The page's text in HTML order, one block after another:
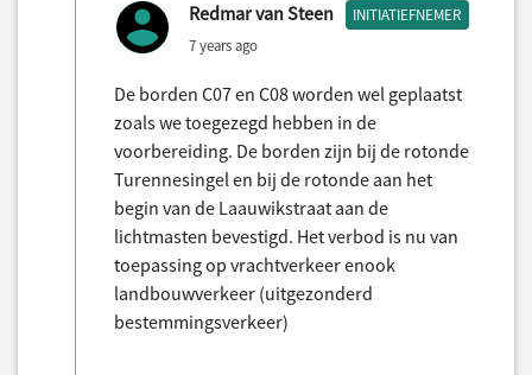
Redmar van Steen INITIATIEFNEMER
7 years ago
De borden C07 en C08 worden wel geplaatst
zoals we toegezegd hebben in de
voorbereiding. De borden zijn bij de rotonde
Turennesingel en bij de rotonde aan het
begin van de Laauwikstraat aan de
lichtmasten bevestigd. Het verbod is nu van
toepassing op vrachtverkeer enook
landbouwverkeer (uitgezonderd
bestemmingsverkeer)